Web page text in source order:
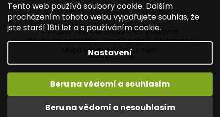
Tento web používá soubory cookie. Dalším
procházením tohoto webu vyjadřujete souhlas, že
jste starší 18ti let a s používáním cookie.
Nastavení
Beru na vědomí a nesouhlasím
Beru na vědomí a souhlasím
Vítejte ve světě INNOKIN. Nabízíme Vám to nejlepší ze světa
vapingu. DORUČENÍ ZDARMA nad 1000,- kč / 50 EURO!
Kontakty INNOKIN Dopravné / poštovné
Obchodní podmínky Slovník pojmů Reklamace
Mapa serveru Napište nám
Vytvořil Shoptet
Copyright 2026INNOKIN - Specialista na e-cigarety.
Všechna práva vyhrazena. Upravit nastavení cookies